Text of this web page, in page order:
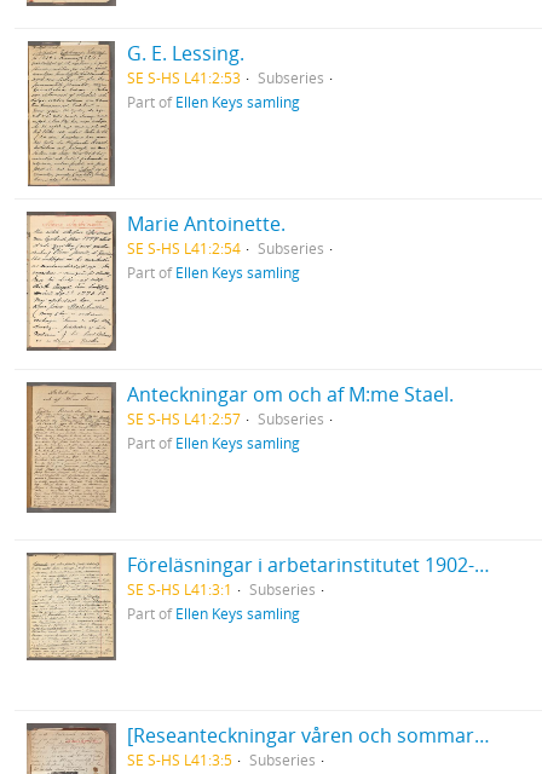
G. E. Lessing.
SE S-HS L41:2:53
Subseries
Part ofEllen Keys samling
Marie Antoinette.
SE S-HS L41:2:54
Subseries
Part ofEllen Keys samling
Anteckningar om och af M:me Stael.
SE S-HS L41:2:57
Subseries
Part ofEllen Keys samling
Föreläsningar i arbetarinstitutet 1902-03. Det europeiska inflytandet på den svenska litteraturen. [Betecknad II. Medeltid och renässans].
SE S-HS L41:3:1
Subseries
Part ofEllen Keys samling
[Reseanteckningar våren och sommaren 1907]. Rom, Umbrien etc. våren 1907.
SE S-HS L41:3:5
Subseries